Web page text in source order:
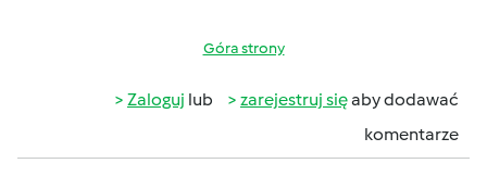
Góra strony
Zaloguj lub zarejestruj sięaby dodawać
komentarze